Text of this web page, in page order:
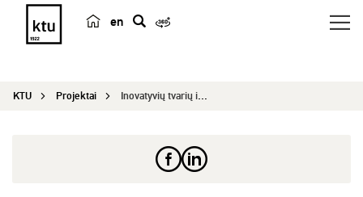
en
e
KTU Projektai Inovatyvių tvarių ir sveikatai palankių maisto a...